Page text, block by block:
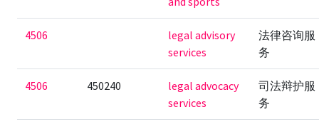
4506
legal advisory
services
法律咨询服
务
4506 450240
legal advocacy
services
司法辩护服
务